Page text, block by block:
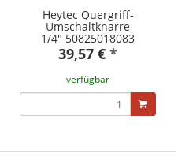
Heytec Quergriff-
Umschaltknarre
1/4" 50825018083
39,57 € *
verfügbar